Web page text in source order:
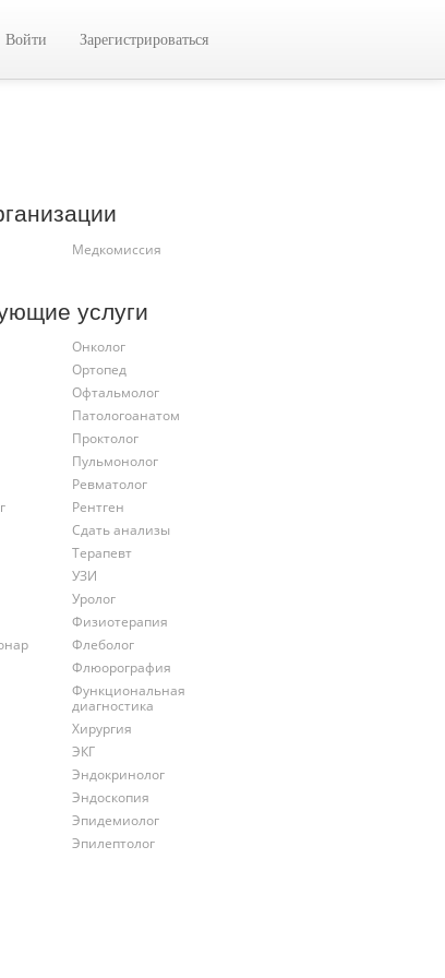
Войти Зарегистрироваться
Медкомиссия
услуги
Онколог
Ортопед
Офтальмолог
Патологоанатом
Проктолог
Пульмонолог
Ревматолог
Рентген
Сдать анализы
Терапевт
УЗИ
Уролог
Физиотерапия
Флеболог
Флюорография
Функциональная
диагностика
Хирургия
ЭКГ
Эндокринолог
Эндоскопия
Эпидемиолог
Эпилептолог